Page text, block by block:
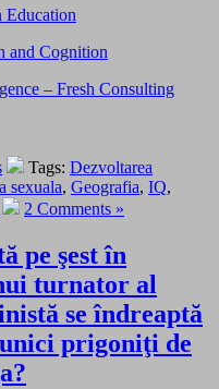
Education
and Cognition
– Fresh Consulting
Tags: Dezvoltarea
sexuala, Geografia, IQ,
2 Comments »
pe şest în
turnator al
se îndreaptă
prigoniţi de